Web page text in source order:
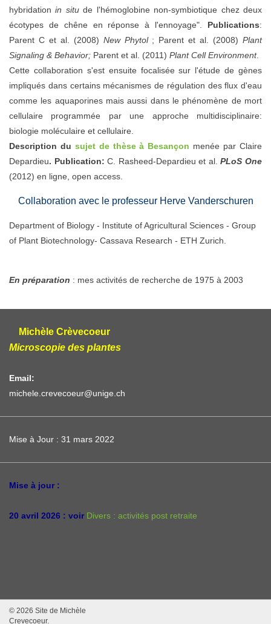
hybridationin situde l'hémoglobine non-symbiotique chez deux
écotypes de chêne en réponse à l'ennoyage". Publications:
Parent C et al. (2008) New Phytol; Parent et al. (2008)Plant
Signaling & Behavior; Parent et al. (2011) Plant Cell Environment.
Cette collaboration s'est ensuite focalisée sur l'étude de gènes
impliqués dans certains mécanismes de régulation des flux d'eau
comme les aquaporines mais aussi dans le phénomène de mort
cellulaire programmée par une approche multidisciplinaire:
biologie moléculaire et cellulaire.
Description du sujet de thèse à Besançon menée par Claire
Depardieu. Publication:C. Rasheed-Depardieu et al.PLoS One
(2012) en ligne, open access.
Collaboration avec le professeur Herve Vanderschuren
Department of Biology - Institute of Agricultural Sciences - Group
of Plant Biotechnology- Cassava Research - ETH Zurich.
En préparation : mes activités de recherche de 1975 à 2003
Michèle Crèvecoeur
Microscopie des plantes
Email:
michele.crevecoeur@unige.ch
Mise à Jour : 31 mars 2022
Mise à jour :
20 avril 2026 : voir Divers : activités post retraite
© 2026 Site de Michèle
Crevecoeur.